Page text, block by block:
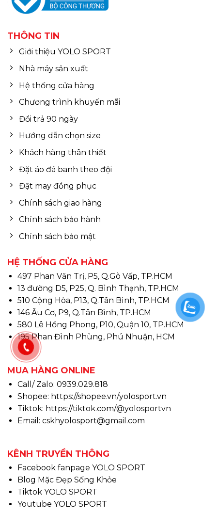
THÔNG TIN
Giới thiệu YOLO SPORT
Nhà máy sản xuất
Hệ thống cửa hàng
Chương trình khuyến mãi
Đổi trả 90 ngày
Hướng dẫn chọn size
Khách hàng thân thiết
Đặt áo đá banh theo đội
Đặt may đồng phục
Chính sách giao hàng
Chính sách bảo hành
Chính sách bảo mật
HỆ THỐNG CỬA HÀNG
497 Phan Văn Trị, P5, Q.Gò Vấp, TP.HCM
13 đường D5, P25, Q. Bình Thạnh, TP.HCM
510 Cộng Hòa, P13, Q.Tân Bình, TP.HCM
146 Âu Cơ, P9, Q.Tân Bình, TP.HCM
580 Lê Hồng Phong, P10, Quận 10, TP.HCM
195 Phan Đình Phùng, Phú Nhuận, HCM
MUA HÀNG ONLINE
Call/ Zalo: 0939.029.818
Shopee: https://shopee.vn/yolosport.vn
Tiktok: https://tiktok.com/@yolosportvn
Email: cskhyolosport@gmail.com
KÊNH TRUYỀN THÔNG
Facebook fanpage YOLO SPORT
Blog Mặc Đẹp Sống Khỏe
Tiktok YOLO SPORT
Youtube YOLO SPORT